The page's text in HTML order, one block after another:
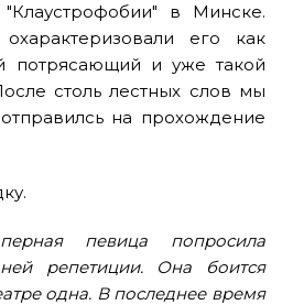
в Минске.
его как
потрясающий и уже такой
столь лестных слов мы
на прохождение
певица попросила
репетиции. Она боится
одна. В последнее время